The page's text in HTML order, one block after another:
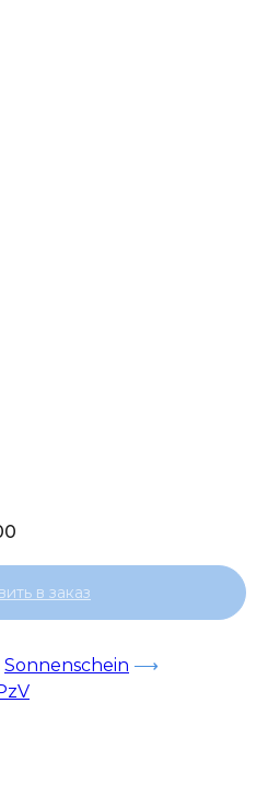
в заказ
Sonnenschein ⟶